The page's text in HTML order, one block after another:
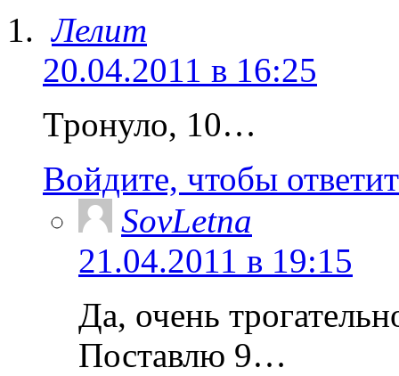
Лелит
20.04.2011 в 16:25
Тронуло, 10…
Войдите, чтобы
SovLetna
21.04.2011 в 19:15
Да, очень
Поставлю 9…